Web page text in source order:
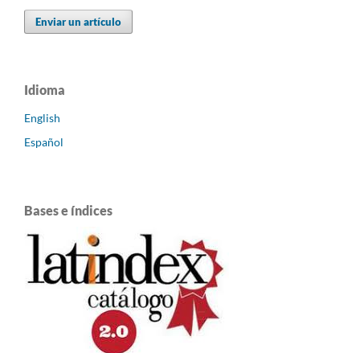
Enviar un artículo
Idioma
English
Español
Bases e índices